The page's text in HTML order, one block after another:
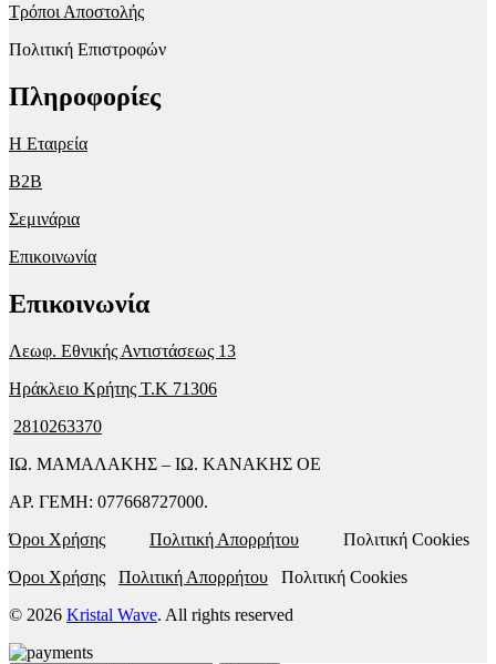
Τρόποι Αποστολής
Πολιτική Επιστροφών
Πληροφορίες
Η Εταιρεία
B2B
Σεμινάρια
Επικοινωνία
Επικοινωνία
Λεωφ. Εθνικής Αντιστάσεως 13
Ηράκλειο Κρήτης T.K 71306
2810263370
ΙΩ. ΜΑΜΑΛΑΚΗΣ – ΙΩ. ΚΑΝΑΚΗΣ ΟΕ
ΑΡ. ΓΕΜΗ: 077668727000.
Όροι Χρήσης
Πολιτική Απορρήτου Πολιτική Cookies
Όροι Χρήσης
Πολιτική Απορρήτου Πολιτική Cookies
© 2026 Kristal Wave. All rights reserved